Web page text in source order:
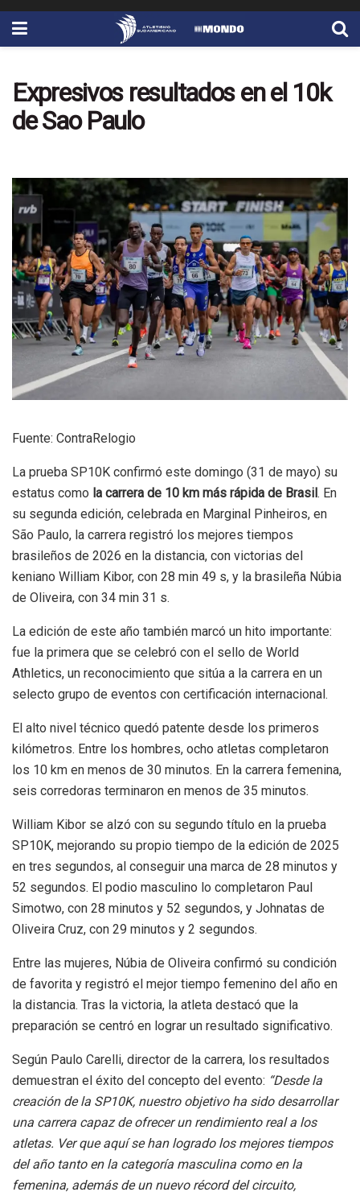
Expresivos resultados en el 10k
de Sao Paulo
Fuente: ContraRelogio
La prueba SP10K confirmó este domingo (31 de mayo) su
estatus como la carrera de 10 km más rápida de Brasil. En
su segunda edición, celebrada en Marginal Pinheiros, en
São Paulo, la carrera registró los mejores tiempos
brasileños de 2026 en la distancia, con victorias del
keniano William Kibor, con 28 min 49 s, y la brasileña Núbia
de Oliveira, con 34 min 31 s.
La edición de este año también marcó un hito importante:
fue la primera que se celebró con el sello de World
Athletics, un reconocimiento que sitúa a la carrera en un
selecto grupo de eventos con certificación internacional.
El alto nivel técnico quedó patente desde los primeros
kilómetros. Entre los hombres, ocho atletas completaron
los 10 km en menos de 30 minutos. En la carrera femenina,
seis corredoras terminaron en menos de 35 minutos.
William Kibor se alzó con su segundo título en la prueba
SP10K, mejorando su propio tiempo de la edición de 2025
en tres segundos, al conseguir una marca de 28 minutos y
52 segundos. El podio masculino lo completaron Paul
Simotwo, con 28 minutos y 52 segundos, y Johnatas de
Oliveira Cruz, con 29 minutos y 2 segundos.
Entre las mujeres, Núbia de Oliveira confirmó su condición
de favorita y registró el mejor tiempo femenino del año en
la distancia. Tras la victoria, la atleta destacó que la
preparación se centró en lograr un resultado significativo.
Según Paulo Carelli, director de la carrera, los resultados
demuestran el éxito del concepto del evento: “Desde la
creación de la SP10K, nuestro objetivo ha sido desarrollar
una carrera capaz de ofrecer un rendimiento real a los
atletas. Ver que aquí se han logrado los mejores tiempos
del año tanto en la categoría masculina como en la
femenina, además de un nuevo récord del circuito,